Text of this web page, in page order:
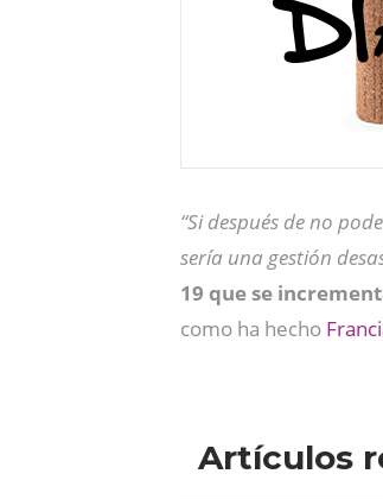
“Si después de no
sería una gestión
19 que se
como ha hecho
Artículos